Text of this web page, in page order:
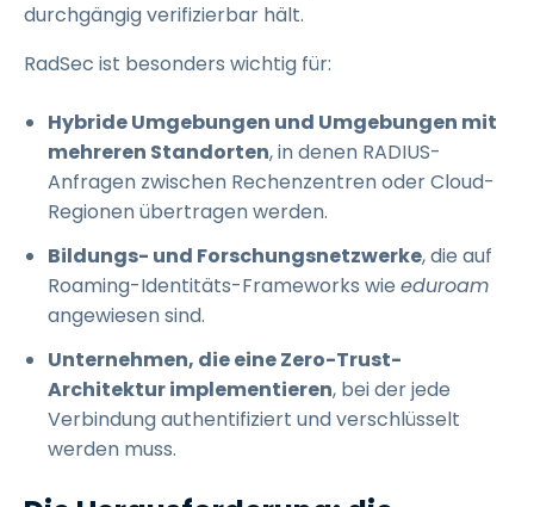
durchgängig verifizierbar hält.
RadSec ist besonders wichtig für:
Hybride Umgebungen und Umgebungen mit
mehreren Standorten, in denen RADIUS-
Anfragen zwischen Rechenzentren oder Cloud-
Regionen übertragen werden.
Bildungs- und Forschungsnetzwerke, die auf
Roaming-Identitäts-Frameworks wie eduroam
angewiesen sind.
Unternehmen, die eine Zero-Trust-
Architektur implementieren, bei der jede
Verbindung authentifiziert und verschlüsselt
werden muss.